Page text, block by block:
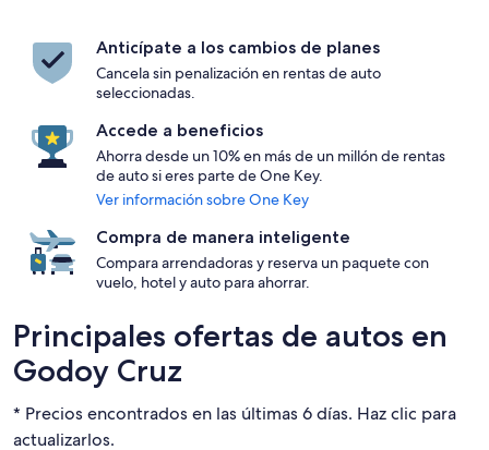
Anticípate a los cambios de planes
Cancela sin penalización en rentas de auto
seleccionadas.
Accede a beneficios
Ahorra desde un 10% en más de un millón de rentas
de auto si eres parte de One Key.
Ver información sobre One Key
Compra de manera inteligente
Compara arrendadoras y reserva un paquete con
vuelo, hotel y auto para ahorrar.
Principales ofertas de autos en
Godoy Cruz
* Precios encontrados en las últimas 6 días. Haz clic para
actualizarlos.